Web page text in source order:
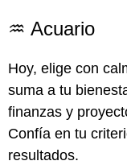
♒ Acuario
Hoy, elige con
suma a tu
finanzas y
Confía en tu
resultados.